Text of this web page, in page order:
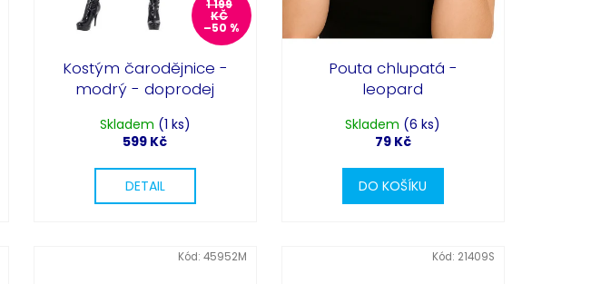
1 199
KČ
–50 %
Kostým čarodějnice -
modrý - doprodej
Skladem (1 ks)
599 Kč
DETAIL
Pouta chlupatá -
leopard
Skladem (6 ks)
79 Kč
DO KOŠÍKU
Kód: 45952M Kód: 21409S